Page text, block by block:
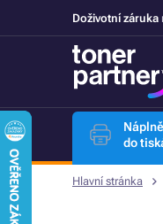
Doživotní záruka
Náplně
do
Hlavní stránka